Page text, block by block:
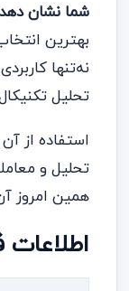
شما نشان دهد
بهترین
نه‌تنها
تحلیل
استفاده از
تحلیل و
همین امروز